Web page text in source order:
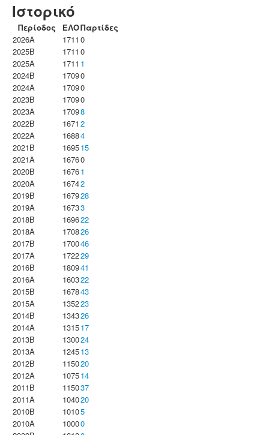
Ιστορικό
Περίοδος ΕΛΟΠαρτίδες
2026A
1711 0
2025B
1711 0
2025A
1711 1
2024B
17090
2024A
17090
2023B
17090
2023Α
17098
2022B
1671 2
2022A
16884
2021B
169515
2021A
16760
2020B
16761
2020A
16742
2019B
167928
2019A
16733
2018B
169622
2018A
170826
2017B
170046
2017A
172229
2016B
180941
2016A
160322
2015B
167843
2015A
135223
2014B
134326
2014A
131517
2013B
130024
2013A
124513
2012B
115020
2012A
107514
2011B
115037
2011A
104020
2010B
10105
2010A
10000